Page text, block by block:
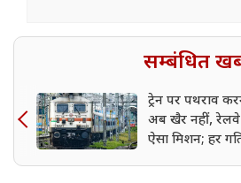
सम्बंधित
ट्रेन पर पथराव
अब खैर नहीं,
ऐसा मिशन; हर